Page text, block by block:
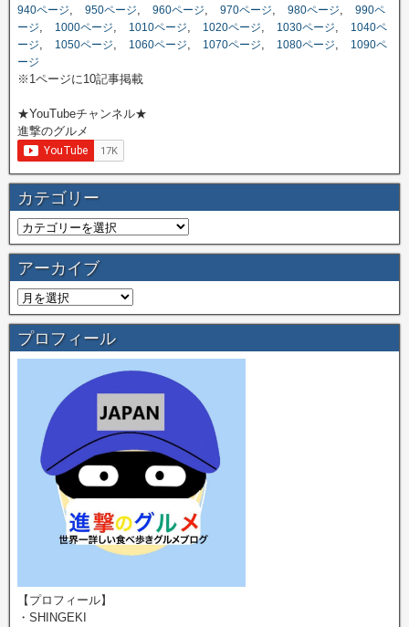
940ページ, 950ページ, 960ページ, 970ページ, 980ページ, 990ペ
ージ, 1000ページ, 1010ページ, 1020ページ, 1030ページ,
1040ペ
ージ, 1050ページ, 1060ページ, 1070ページ, 1080ページ,
1090ペ
ージ
※1ページに10記事掲載
★YouTubeチャンネル★
進撃のグルメ
カテゴリー
アーカイブ
プロフィール
【プロフィール】
・SHINGEKI